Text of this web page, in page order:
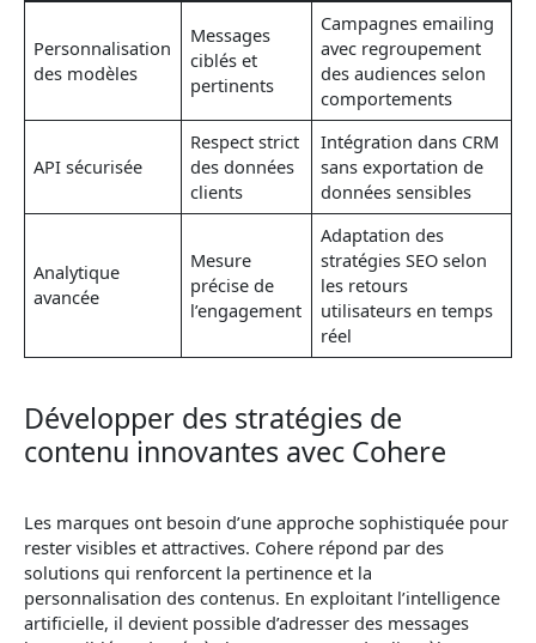
Personnalisation
des modèles
Messages
ciblés et
pertinents
Campagnes emailing
avec regroupement
des audiences selon
comportements
API sécurisée
Respect strict
des données
clients
Intégration dans CRM
sans exportation de
données sensibles
Analytique
avancée
Mesure
précise de
l’engagement
Adaptation des
stratégies SEO selon
les retours
utilisateurs en temps
réel
Développer des stratégies de
contenu innovantes avec Cohere
Les marques ont besoin d’une approche sophistiquée pour
rester visibles et attractives. Cohere répond par des
solutions qui renforcent la pertinence et la
personnalisation des contenus. En exploitant l’intelligence
artificielle, il devient possible d’adresser des messages